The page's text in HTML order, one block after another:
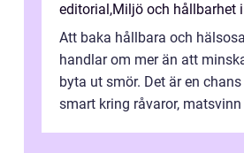
editorial,Miljö och hållbarhet
Att baka hållbara och
handlar om mer än att
byta ut smör. Det är en
smart kring råvaror,